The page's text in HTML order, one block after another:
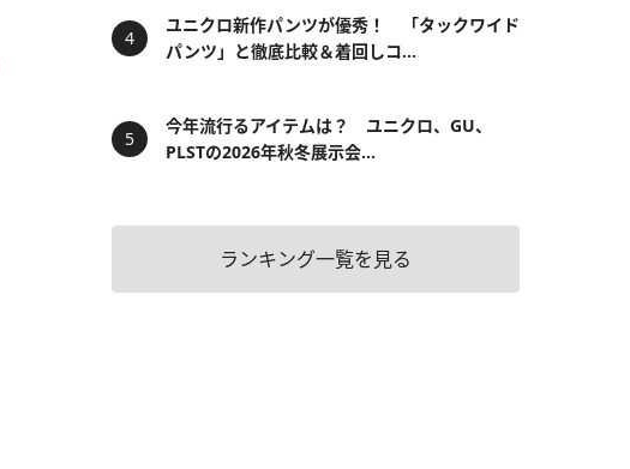
ユニクロ新作パンツが優秀！ 「タックワイド
パンツ」と徹底比較＆着回しコ...
今年流行るアイテムは？ ユニクロ、GU、
PLSTの2026年秋冬展示会...
ランキング一覧を見る